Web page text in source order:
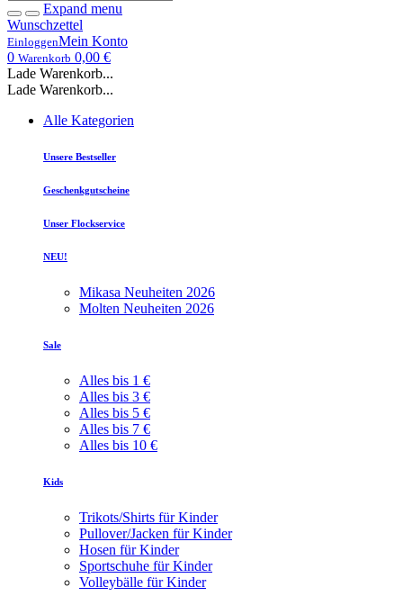
Expand menu
Wunschzettel
EinloggenMein Konto
0 Warenkorb 0,00 €
Lade Warenkorb...
Lade Warenkorb...
Alle Kategorien
Unsere Bestseller
Geschenkgutscheine
Unser Flockservice
NEU!
Mikasa Neuheiten 2026
Molten Neuheiten 2026
Sale
Alles bis 1 €
Alles bis 3 €
Alles bis 5 €
Alles bis 7 €
Alles bis 10 €
Kids
Trikots/Shirts für Kinder
Pullover/Jacken für Kinder
Hosen für Kinder
Sportschuhe für Kinder
Volleybälle für Kinder